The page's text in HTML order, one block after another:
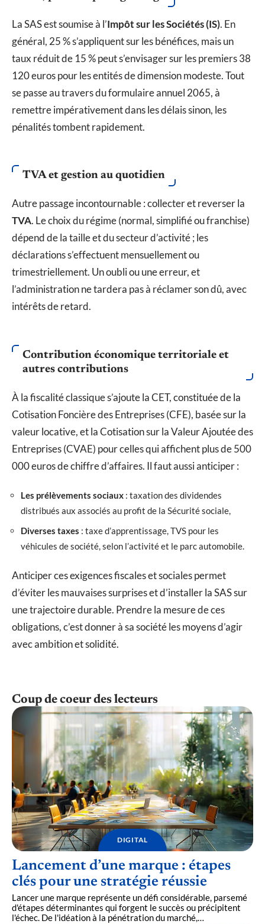
La SAS est soumise à l’Impôt sur les Sociétés (IS). En
général, 25 % s’appliquent sur les bénéfices, mais un
taux réduit de 15 % peut s’envisager sur les premiers 38
120 euros pour les entités de dimension modeste. Tout
se passe au travers du formulaire annuel 2065, à
remettre impérativement dans les délais sinon, les
pénalités tombent rapidement.
TVA et gestion au quotidien
Autre passage incontournable : collecter et reverser la
TVA. Le choix du régime (normal, simplifié ou franchise)
dépend de la taille et du secteur d’activité ; les
déclarations s’effectuent mensuellement ou
trimestriellement. Un oubli ou une erreur, et
l’administration ne tardera pas à réclamer son dû, avec
intérêts de retard.
Contribution économique territoriale et
autres contributions
À la fiscalité classique s’ajoute la CET, constituée de la
Cotisation Foncière des Entreprises (CFE), basée sur la
valeur locative, et la Cotisation sur la Valeur Ajoutée des
Entreprises (CVAE) pour celles qui affichent plus de 500
000 euros de chiffre d’affaires. Il faut aussi anticiper :
Les prélèvements sociaux : taxation des dividendes
distribués aux associés au profit de la Sécurité sociale,
Diverses taxes : taxe d’apprentissage, TVS pour les
véhicules de société, selon l’activité et le parc automobile.
Anticiper ces exigences fiscales et sociales permet
d’éviter les mauvaises surprises et d’installer la SAS sur
une trajectoire durable. Prendre la mesure de ces
obligations, c’est donner à sa société les moyens d’agir
avec ambition et solidité.
Coup de coeur des lecteurs
DIGITAL
Lancement d’une marque : étapes
clés pour une stratégie réussie
Lancer une marque représente un défi considérable, parsemé
d'étapes déterminantes qui forgent le succès ou précipitent
l'échec. De l'idéation à la pénétration du marché,…